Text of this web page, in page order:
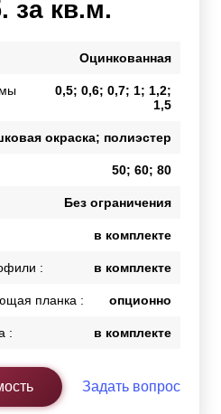
за кв.м.
Оцинкованная
0,5; 0,6; 0,7; 1; 1,2;
1,5
окраска; полиэстер
50; 60; 80
Без ограничения
в комплекте
: в комплекте
планка : опционно
: в комплекте
Задать вопрос